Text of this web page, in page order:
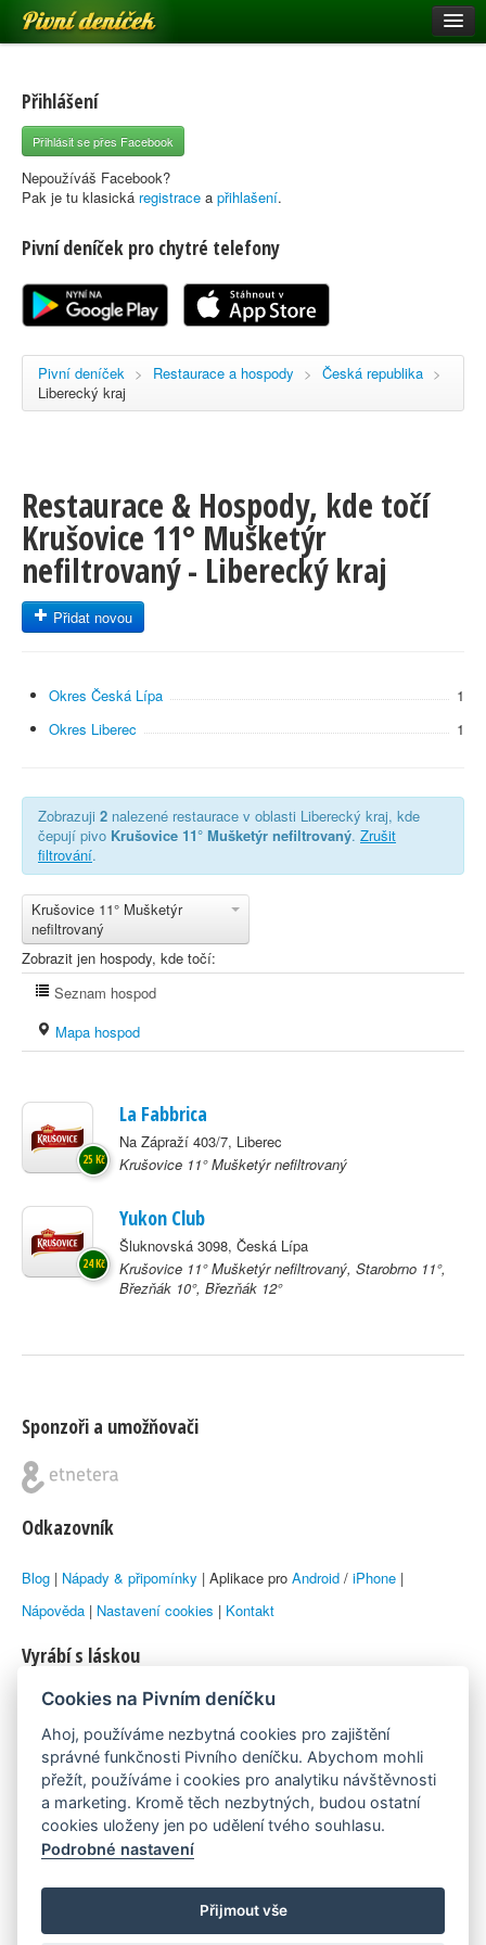
Pivní deníček
Pivní mapa
Pivní značky
Nápověda
Registrace
Přihlášení
Přihlásit se přes Facebook
Nepoužíváš Facebook?
Pak je tu klasická registrace a přihlašení.
Pivní deníček pro chytré telefony
Pivní deníček > Restaurace a hospody > Česká republika >
Liberecký kraj
Restaurace & Hospody, kde točí
Krušovice 11° Mušketýr
nefiltrovaný - Liberecký kraj
Přidat novou
Okres Česká Lípa
1
Okres Liberec
1
Zobrazuji 2 nalezené restaurace v oblasti Liberecký kraj, kde
čepují pivo Krušovice 11° Mušketýr nefiltrovaný. Zrušit
filtrování.
Krušovice 11° Mušketýr
nefiltrovaný
Zobrazit jen hospody, kde točí:
Seznam hospod
Mapa hospod
La Fabbrica
Na Zápraží 403/7, Liberec
Krušovice 11° Mušketýr nefiltrovaný
25 Kč
Yukon Club
Šluknovská 3098, Česká Lípa
Krušovice 11° Mušketýr nefiltrovaný, Starobrno 11°,
Březňák 10°, Březňák 12°
24 Kč
Sponzoři a umožňovači
Odkazovník
Blog | Nápady & připomínky | Aplikace pro Android / iPhone |
Nápověda | Nastavení cookies | Kontakt
Vyrábí s láskou
© 2010–2026 byLukáš Zemanaka Emka
Máme rádi
Pivní.info
Poznámka pod čarou
Pivní deníček je nezávislý zdroj, který není spjat s žádným
konkrétním pivovarem ani restaurací. Názory uživatelů nemusí nutně
Cookies na Pivním deníčku
Ahoj, používáme nezbytná cookies pro zajištění
správné funkčnosti Pivního deníčku. Abychom mohli
přežít, používáme i cookies pro analytiku návštěvnosti
a marketing. Kromě těch nezbytných, budou ostatní
cookies uloženy jen po udělení tvého souhlasu.
Podrobné nastavení
Přijmout vše